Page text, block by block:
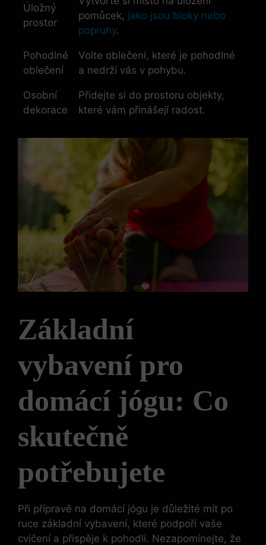
Úložný
prostor
pomůcek, jako jsou bloky nebo
popruhy.
Pohodlné
oblečení
Volte oblečení, které je pohodlné
a nedrží vás v pohybu.
Osobní
dekorace
Přidejte si do prostoru objekty,
které vám přinášejí radost.
Základní
vybavení pro
domácí jógu: Co
skutečně
potřebujete
Při přípravě na domácí jógu je důležité mít po
ruce základní vybavení, které podpoří vaše
cvičení a přispěje k pohodlí. Nezapomínejte, že